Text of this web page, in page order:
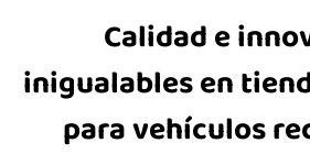
Calidad e
inigualables en
para vehículos